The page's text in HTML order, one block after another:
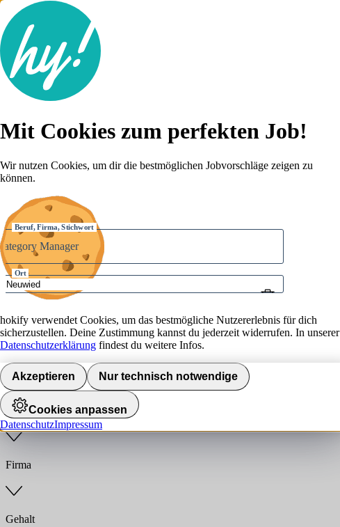
Lebenslauf
Anmelden
Beruf, Firma, Stichwort
Ort
Jobs finden
Branche
Firma
Gehalt
Mit Cookies zum perfekten Job!
Wir nutzen Cookies, um dir die bestmöglichen Jobvorschläge zeigen zu
können.
hokify verwendet Cookies, um das bestmögliche Nutzererlebnis für dich
sicherzustellen. Deine Zustimmung kannst du jederzeit widerrufen. In unserer
Datenschutzerklärung findest du weitere Infos.
Akzeptieren Nur technisch notwendige
Cookies anpassen
DatenschutzImpressum